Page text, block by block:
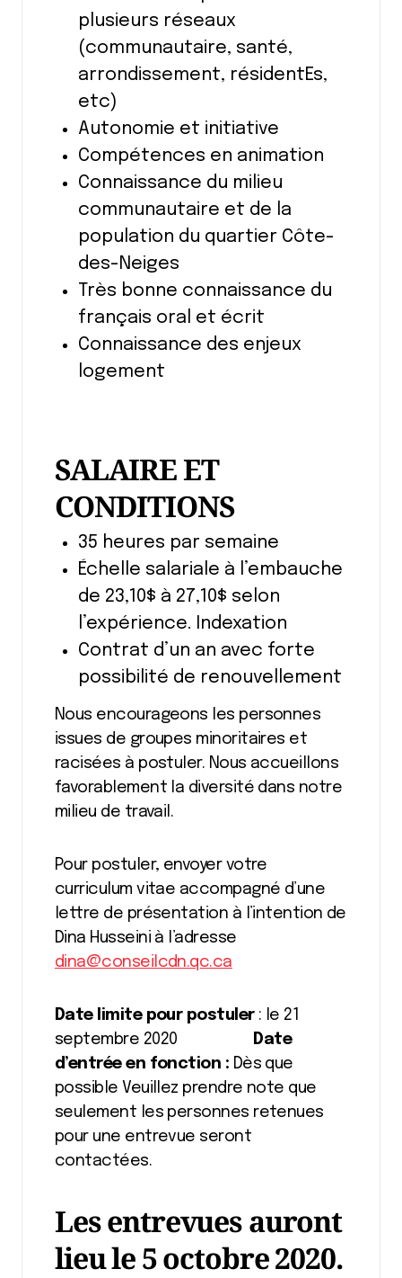
plusieurs réseaux
(communautaire, santé,
arrondissement, résidentEs,
etc)
Autonomie et initiative
Compétences en animation
Connaissance du milieu
communautaire et de la
population du quartier Côte-
des-Neiges
Très bonne connaissance du
français oral et écrit
Connaissance des enjeux
logement
SALAIRE ET
CONDITIONS
35 heures par semaine
Échelle salariale à l’embauche
de 23,10$ à 27,10$ selon
l’expérience. Indexation
Contrat d’un an avec forte
possibilité de renouvellement
Nous encourageons les personnes
issues de groupes minoritaires et
racisées à postuler. Nous accueillons
favorablement la diversité dans notre
milieu de travail.
Pour postuler, envoyer votre
curriculum vitae accompagné d’une
lettre de présentation à l’intention de
Dina Husseini à l’adresse
dina@conseilcdn.qc.ca
Date limite pour postuler : le 21
septembre 2020
Date
d’entrée en fonction : Dès que
possible Veuillez prendre note que
seulement les personnes retenues
pour une entrevue seront
contactées.
Les entrevues auront
lieu le 5 octobre 2020.